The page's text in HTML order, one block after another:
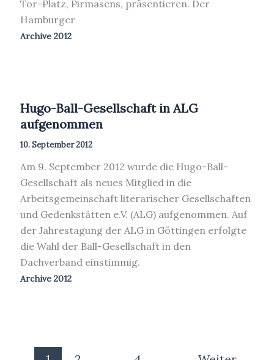
Tor-Platz, Pirmasens, präsentieren. Der
Hamburger
Archive 2012
Hugo-Ball-Gesellschaft in ALG
aufgenommen
10. September 2012
Am 9. September 2012 wurde die Hugo-Ball-
Gesellschaft als neues Mitglied in die
Arbeitsgemeinschaft literarischer Gesellschaften
und Gedenkstätten e.V. (ALG) aufgenommen. Auf
der Jahrestagung der ALG in Göttingen erfolgte
die Wahl der Ball-Gesellschaft in den
Dachverband einstimmig.
Archive 2012